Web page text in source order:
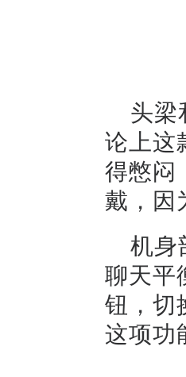
头梁
论上这
得憋闷
戴，因
机身
聊天平
钮，切
这项功